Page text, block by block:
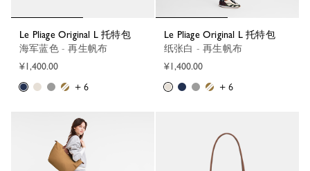
Le Pliage Original L 托特包
海军蓝色 - 再生帆布
¥1,400.00
+ 6
Le Pliage Original L 托特包
纸张白 - 再生帆布
¥1,400.00
+ 6